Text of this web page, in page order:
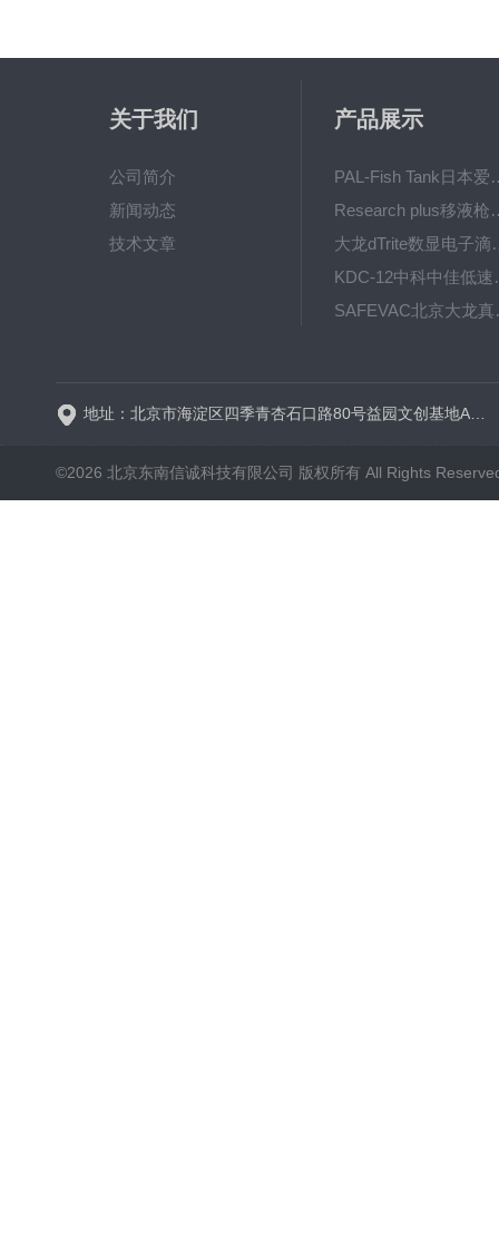
关于我们
公司简介
新闻动态
技术文章
产品展示
PAL-Fish Tank
Research plus
大龙dTrite
KDC-
©2026 北京东南信诚科技有限公司 版权所有 All Rights